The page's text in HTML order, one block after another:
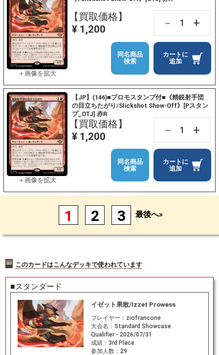
【買取価格】
¥ 1,200
－ +
カートに
追加
同名商品
検索
【JP】(146)■プロモスタンプ付■《精鋭射手団
の目立ちたがり/Slickshot Show-Off》[Pスタン
プ_OTJ] 赤R
【買取価格】
¥ 1,200
－ +
カートに
追加
同名商品
検索
1 2 3 最後へ»
このカードはこんなデッキで使われています
■スタンダード
イゼット果敢/Izzet Prowess
プレイヤー： ziofrancone
大会名： Standard Showcase
Qualifier - 2026/07/31
成績： 3rd Place
参加人数： 29